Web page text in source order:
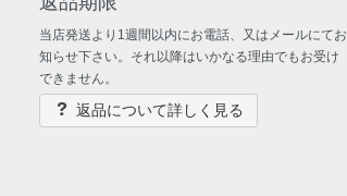
当店発送より1週間以内にお電話、又はメールにてお
知らせ下さい。それ以降はいかなる理由でもお受け
できません。
返品について詳しく見る